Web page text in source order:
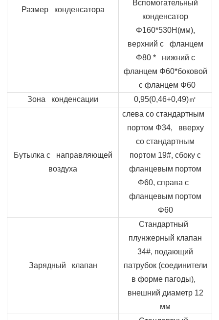
Размер конденсатора
Вспомогательный
конденсатор
Φ160*530H (мм),
верхний с фланцем
Φ80 * нижний с
фланцем Φ60*боковой
с фланцем Φ60
Зона конденсации
0,95(0,46+0,49)㎡
Бутылка с направляющей
воздуха
слева со стандартным
портом Φ34, вверху
со стандартным
портом 19#, сбоку с
фланцевым портом
Φ60, справа с
фланцевым портом
Φ60
Зарядный клапан
Стандартный
плунжерный клапан
34#, подающий
патрубок (соединители
в форме пагоды),
внешний диаметр 12
мм